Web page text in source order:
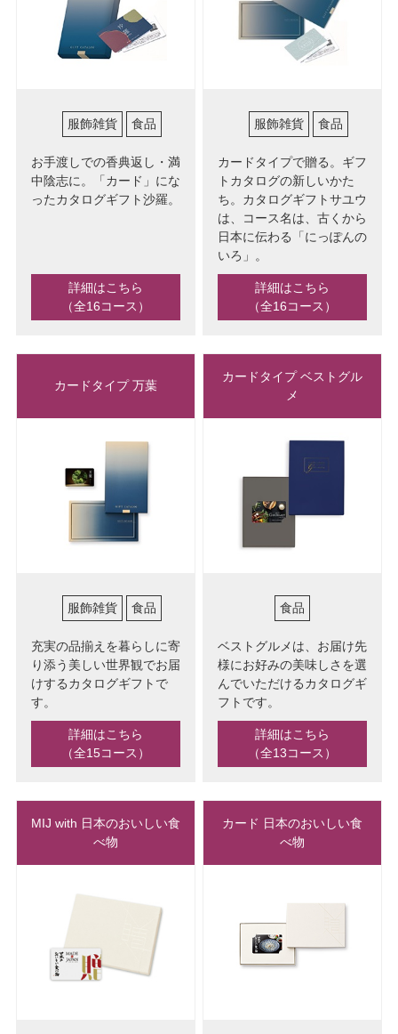
服飾雑貨 食品
お手渡しでの香典返し・満
中陰志に。「カード」にな
ったカタログギフト沙羅。
詳細はこちら
（全16コース）
服飾雑貨 食品
カードタイプで贈る。ギフ
トカタログの新しいかた
ち。カタログギフトサユウ
は、コース名は、古くから
日本に伝わる「にっぽんの
いろ」。
詳細はこちら
（全16コース）
カードタイプ 万葉
服飾雑貨 食品
充実の品揃えを暮らしに寄
り添う美しい世界観でお届
けするカタログギフトで
す。
詳細はこちら
（全15コース）
カードタイプ ベストグル
メ
食品
ベストグルメは、お届け先
様にお好みの美味しさを選
んでいただけるカタログギ
フトです。
詳細はこちら
（全13コース）
MIJ with 日本のおいしい食
べ物
カード 日本のおいしい食
べ物